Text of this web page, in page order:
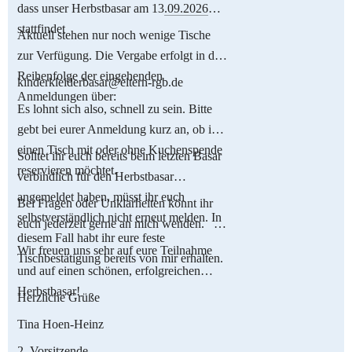
dass unser Herbstbasar am 13.09.2026
stattfindet
Aktuell stehen nur noch wenige Tische
zur Verfügung. Die Vergabe erfolgt in der
Reihenfolge der eingehenden
Anmeldungen über:
kinderkleiderbasar@eltern-rgb.de
Es lohnt sich also, schnell zu sein. Bitte
gebt bei eurer Anmeldung kurz an, ob ihr
einen Tisch mit oder ohne Kuchenspende
reservieren möchtet.
Solltet ihr euch bereits beim letzten Basar
verbindlich für den Herbstbasar
angemeldet haben, müsst ihr euch
selbstverständlich nicht erneut melden. In
diesem Fall habt ihr eure feste
Tischbestätigung bereits von mir erhalten.
Bei Fragen oder Unklarheiten könnt ihr
euch jederzeit gerne an mich wenden.
Wir freuen uns sehr auf eure Teilnahme
und auf einen schönen, erfolgreichen
Herbstbasar!
Herzliche Grüße
Tina Hoen-Heinz